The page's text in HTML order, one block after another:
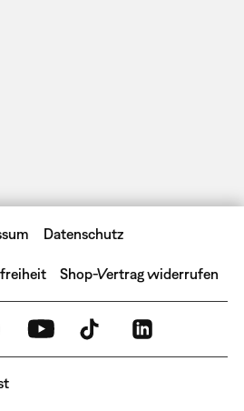
Datenschutz
Shop-Vertrag widerrufen